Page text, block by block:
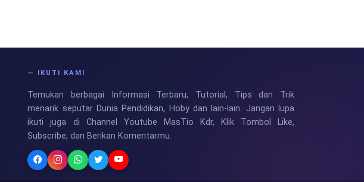
— IKUTI KAMI
Temukan berbagai Informasi Terbaru, Tutorial, Tips dan Trik
menarik seputar Dunia Pendidikan, Hoby dan lain-lain. Jangan lupa
ikuti juga di Channel Youtube MasTio Kdr, Klik Tombol Like,
Subscribe, dan Berikan Komentarmu.